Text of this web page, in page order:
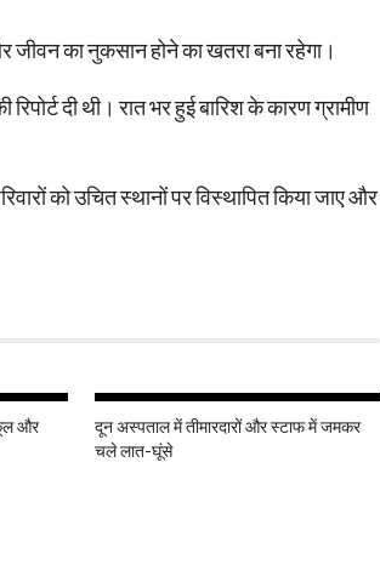
जीवन का नुकसान होने का खतरा बना रहेगा।
दी थी। रात भर हुई बारिश के कारण ग्रामीण
को उचित स्थानों पर विस्थापित किया जाए और
और
दून अस्पताल में तीमारदारों और स्टाफ में जमकर
चले लात-घूंसे